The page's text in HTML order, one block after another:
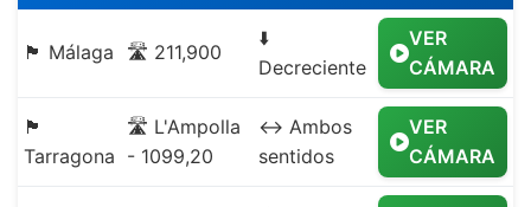
🏴 Málaga 🛣️ 211,900
⬇️
Decreciente
VER
CÁMARA
🏴
Tarragona
🛣️ L'Ampolla
- 1099,20
↔️ Ambos
sentidos
VER
CÁMARA